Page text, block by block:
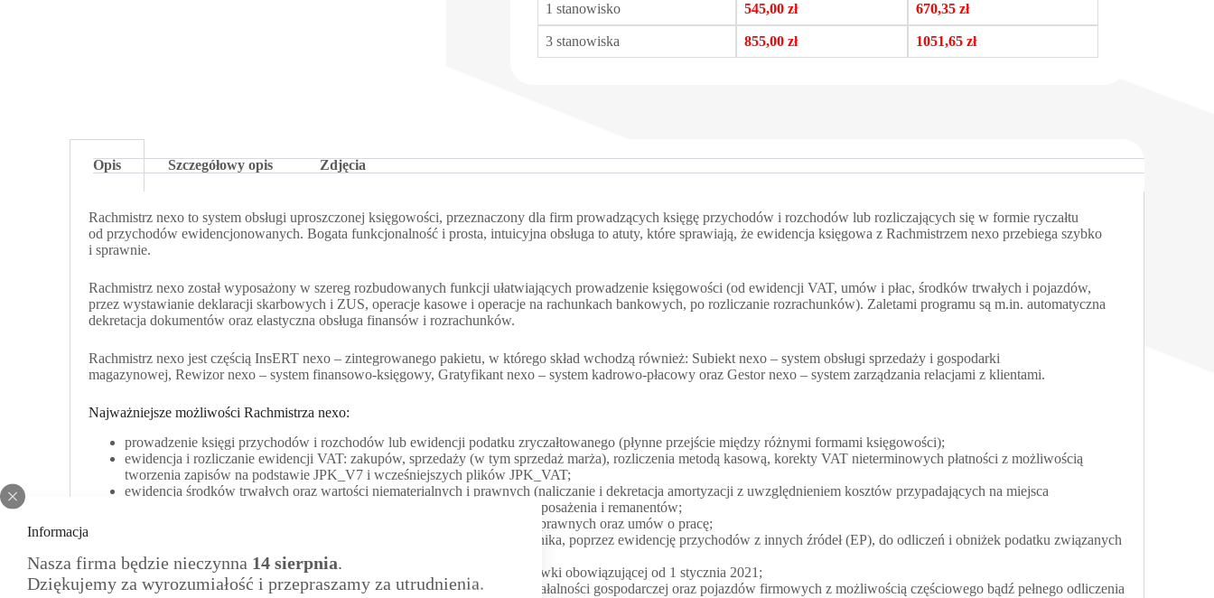
Informacja
Nasza firma będzie nieczynna 14 sierpnia.
Dziękujemy za wyrozumiałość i przepraszamy za utrudnienia.
1 stanowisko 545,00 zł 670,35 zł
3 stanowiska 855,00 zł 1051,65 zł
Opis Szczegółowy opis Zdjęcia
Rachmistrz nexo to system obsługi uproszczonej księgowości, przeznaczony dla firm prowadzących księgę przychodów i rozchodów lub rozliczających się w formie ryczałtu
od przychodów ewidencjonowanych. Bogata funkcjonalność i prosta, intuicyjna obsługa to atuty, które sprawiają, że ewidencja księgowa z Rachmistrzem nexo przebiega szybko
i sprawnie.
Rachmistrz nexo został wyposażony w szereg rozbudowanych funkcji ułatwiających prowadzenie księgowości (od ewidencji VAT, umów i płac, środków trwałych i pojazdów,
przez wystawianie deklaracji skarbowych i ZUS, operacje kasowe i operacje na rachunkach bankowych, po rozliczanie rozrachunków). Zaletami programu są m.in. automatyczna
dekretacja dokumentów oraz elastyczna obsługa finansów i rozrachunków.
Rachmistrz nexo jest częścią InsERT nexo – zintegrowanego pakietu, w którego skład wchodzą również: Subiekt nexo – system obsługi sprzedaży i gospodarki
magazynowej, Rewizor nexo – system finansowo-księgowy, Gratyfikant nexo – system kadrowo-płacowy oraz Gestor nexo – system zarządzania relacjami z klientami.
Najważniejsze możliwości Rachmistrza nexo:
prowadzenie księgi przychodów i rozchodów lub ewidencji podatku zryczałtowanego (płynne przejście między różnymi formami księgowości);
ewidencja i rozliczanie ewidencji VAT: zakupów, sprzedaży (w tym sprzedaż marża), rozliczenia metodą kasową, korekty VAT nieterminowych płatności z możliwością
tworzenia zapisów na podstawie JPK_V7 i wcześniejszych plików JPK_VAT;
ewidencja środków trwałych oraz wartości niematerialnych i prawnych (naliczanie i dekretacja amortyzacji z uwzględnieniem kosztów przypadających na miejsca
użytkowania, wydruk tabeli i planów amortyzacji), a także ewidencja wyposażenia i remanentów;
podstawowa obsługa wynagrodzeń: ewidencja osobowa, umów cywilnoprawnych oraz umów o pracę;
zaawansowany system rozliczeń właścicielskich: od składek ZUS wspólnika, poprzez ewidencję przychodów z innych źródeł (EP), do odliczeń i obniżek podatku związanych
z różnymi ulgami, w tym darowizny związanej z walką z COVID-19;
na potrzeby podatku zryczałtowanego obsługa nowej 15-procentowej stawki obowiązującej od 1 stycznia 2021;
ewidencja i rozliczanie pojazdów prywatnych wykorzystywanych do działalności gospodarczej oraz pojazdów firmowych z możliwością częściowego bądź pełnego odliczenia